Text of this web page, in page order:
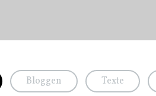
Bloggen Texte